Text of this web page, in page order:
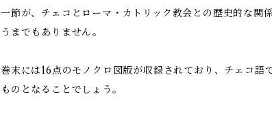
一節が、チェコとローマ・カトリック教会との歴史的な関
うまでもありません。
巻末には16点のモノクロ図版が収録されており、チェコ語
ものとなることでしょう。